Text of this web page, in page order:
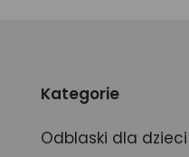
Kategorie
Odblaski dla dzieci